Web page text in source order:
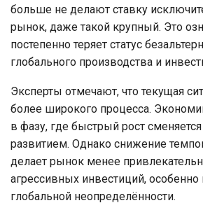
больше не делают ставку
рынок, даже такой крупный. Это
постепенно теряет статус
глобального производства и
Эксперты отмечают, что текущая
более широкого процесса.
в фазу, где быстрый рост
развитием. Однако снижение
делает рынок менее
агрессивных инвестиций, особенно
глобальной неопределённости.